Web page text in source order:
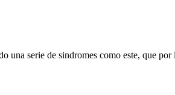
serie de sindromes como este, que